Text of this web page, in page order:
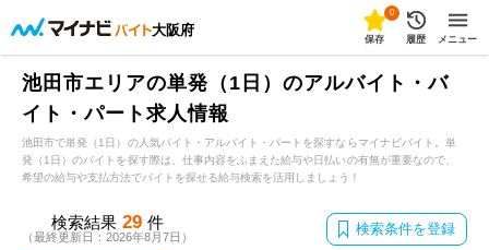
大阪府
0
保存 履歴 メニュー
池田市エリアの単発（1日）のアルバイト・バ
イト・パート求人情報
池田市で単発（1日）の人気バイト・アルバイト・パートを探すならマイナビバイト。単
発（1日）のバイトを探す際は、仕事内容をふまえた給与や日払いの有無が重要なので、
希望の給与や支払方法でバイトを探せる給与検索を活用しましょう！
検索結果 29 件
（最終更新日：2026年8月7日） 検索条件を登録